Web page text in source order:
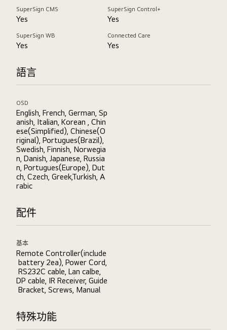
SuperSign CMS
Yes
SuperSign Control+
Yes
SuperSign WB
Yes
Connected Care
Yes
語言
OSD
English, French, German, Sp
anish, Italian, Korean , Chin
ese(Simplified), Chinese(O
riginal), Portugues(Brazil),
Swedish, Finnish, Norwegia
n, Danish, Japanese, Russia
n, Portugues(Europe), Dut
ch, Czech, Greek,Turkish, A
rabic
配件
基本
Remote Controller(include
battery 2ea), Power Cord,
RS232C cable, Lan calbe,
DP cable, IR Receiver, Guide
Bracket, Screws, Manual
特殊功能